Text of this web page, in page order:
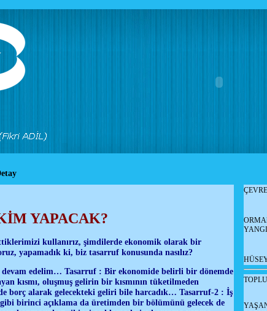
YAPACAK?
kullanırız, şimdilerde ekonomik olarak bir
yapamadık ki, biz tasarruf konusunda nasılız?
devam edelim… Tasarruf : Bir ekonomide belirli bir dönemde
kısmı, oluşmuş gelirin bir kısmının tüketilmeden
borç alarak gelecekteki geliri bile harcadık… Tasarruf-2 : İş
birinci açıklama da üretimden bir bölümünü gelecek de
ÇEVRE